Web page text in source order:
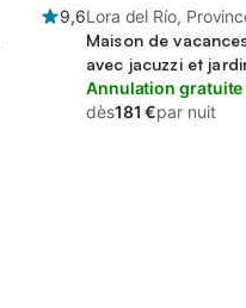
9,6Lora del Río,
Maison de
avec jacuzzi et
Annulation gratuite
dès181 €par nuit